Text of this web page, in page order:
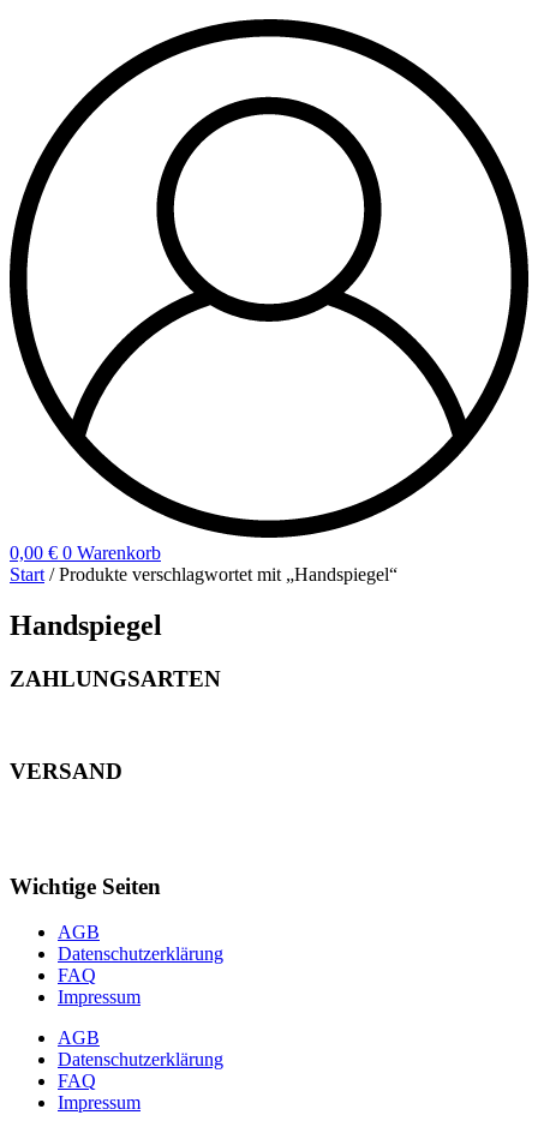
0,00 € 0 Warenkorb
Start / Produkte verschlagwortet mit „Handspiegel“
Handspiegel
ZAHLUNGSARTEN
VERSAND
Wichtige Seiten
AGB
Datenschutzerklärung
FAQ
Impressum
AGB
Datenschutzerklärung
FAQ
Impressum